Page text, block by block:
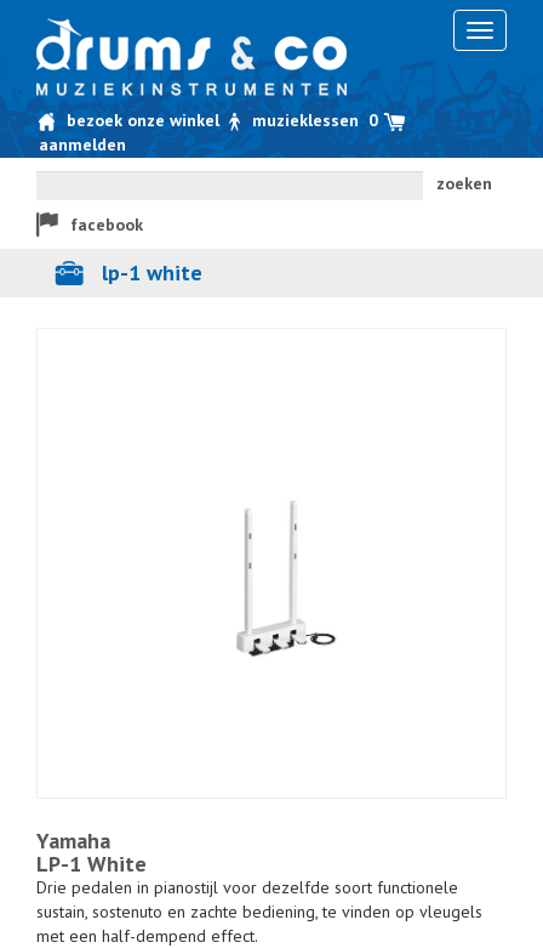
Toggle
bezoek onze winkel muzieklessen 0
aanmelden
zoeken
facebook
lp-1 white
Yamaha
LP-1 White
Drie pedalen in pianostijl voor dezelfde soort functionele
sustain, sostenuto en zachte bediening, te vinden op vleugels
met een half-dempend effect.